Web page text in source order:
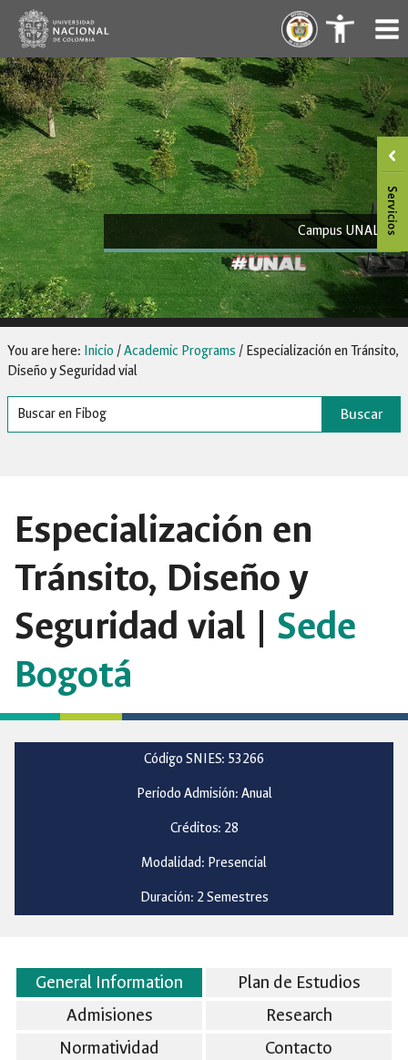
content
. .
Campus UNAL
You are here: Inicio /Academic Programs / Especialización en Tránsito,
Diseño y Seguridad vial
Buscar
Especialización en
Tránsito, Diseño y
Seguridad vial | Sede
Bogotá
Código SNIES: 53266
Periodo Admisión: Anual
Créditos: 28
Modalidad: Presencial
Duración: 2 Semestres
General Information
Plan de Estudios
Admisiones
Research
Normatividad
Contacto